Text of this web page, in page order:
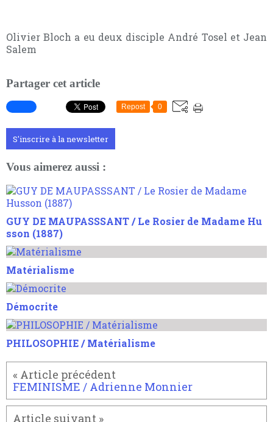
Olivier Bloch a eu deux disciple André Tosel et Jean
Salem
Partager cet article
Repost 0
S'inscrire à la newsletter
Vous aimerez aussi :
GUY DE MAUPASSSANT / Le Rosier de Madame Hu
sson (1887)
Matérialisme
Démocrite
PHILOSOPHIE / Matérialisme
FEMINISME / Adrienne Monnier